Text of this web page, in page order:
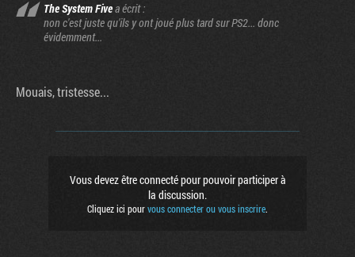
The System Fivea écrit :
non c'est juste qu'ils y ont joué plus tard sur PS2... donc
évidemment...
Mouais, tristesse...
Vous devez être connecté pour pouvoir participer à
la discussion.
Cliquez ici pourvous connecter ou vous inscrire.